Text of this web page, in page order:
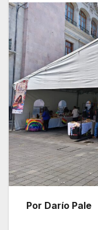
Por Darío Pale